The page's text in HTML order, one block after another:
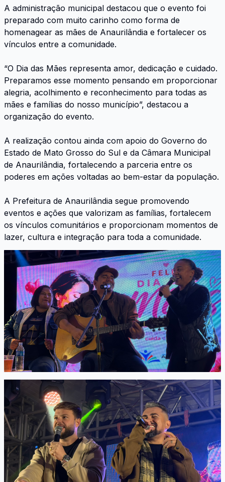
A administração municipal destacou que o evento foi
preparado com muito carinho como forma de
homenagear as mães de Anaurilândia e fortalecer os
vínculos entre a comunidade.
“O Dia das Mães representa amor, dedicação e cuidado.
Preparamos esse momento pensando em proporcionar
alegria, acolhimento e reconhecimento para todas as
mães e famílias do nosso município”, destacou a
organização do evento.
A realização contou ainda com apoio do Governo do
Estado de Mato Grosso do Sul e da Câmara Municipal
de Anaurilândia, fortalecendo a parceria entre os
poderes em ações voltadas ao bem-estar da população.
A Prefeitura de Anaurilândia segue promovendo
eventos e ações que valorizam as famílias, fortalecem
os vínculos comunitários e proporcionam momentos de
lazer, cultura e integração para toda a comunidade.